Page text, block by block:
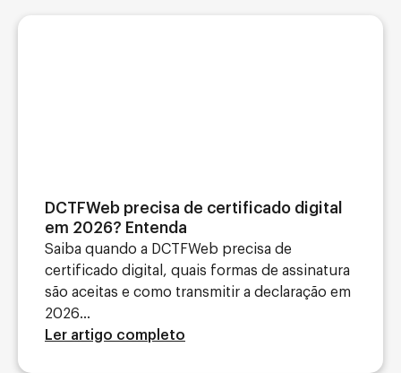
DCTFWeb precisa de certificado digital
em 2026? Entenda
Saiba quando a DCTFWeb precisa de
certificado digital, quais formas de assinatura
são aceitas e como transmitir a declaração em
2026...
Ler artigo completo